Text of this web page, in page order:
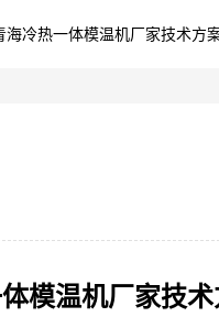
海冷热一体模温机厂家技术方
模温机厂家技